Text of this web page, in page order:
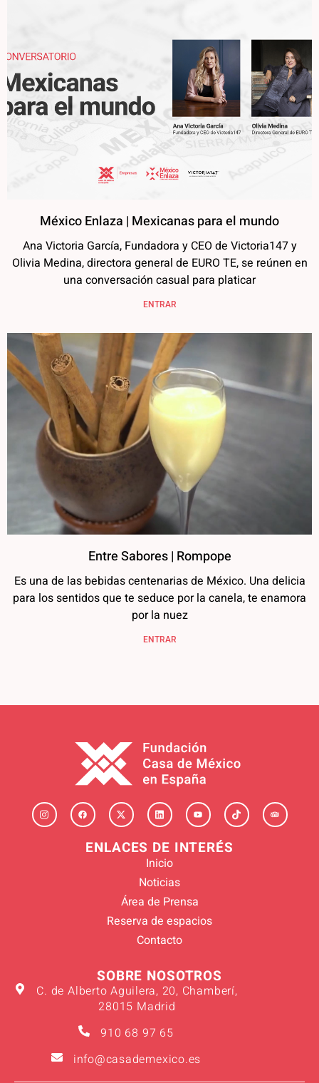
México Enlaza | Mexicanas para el mundo
Ana Victoria García, Fundadora y CEO de Victoria147 y
Olivia Medina, directora general de EURO TE, se reúnen en
una conversación casual para platicar
ENTRAR
Entre Sabores | Rompope
Es una de las bebidas centenarias de México. Una delicia
para los sentidos que te seduce por la canela, te enamora
por la nuez
ENTRAR
ENLACES DE INTERÉS
Inicio
Noticias
Área de Prensa
Reserva de espacios
Contacto
SOBRE NOSOTROS
C. de Alberto Aguilera, 20, Chamberí,
28015 Madrid
910 68 97 65
info@casademexico.es